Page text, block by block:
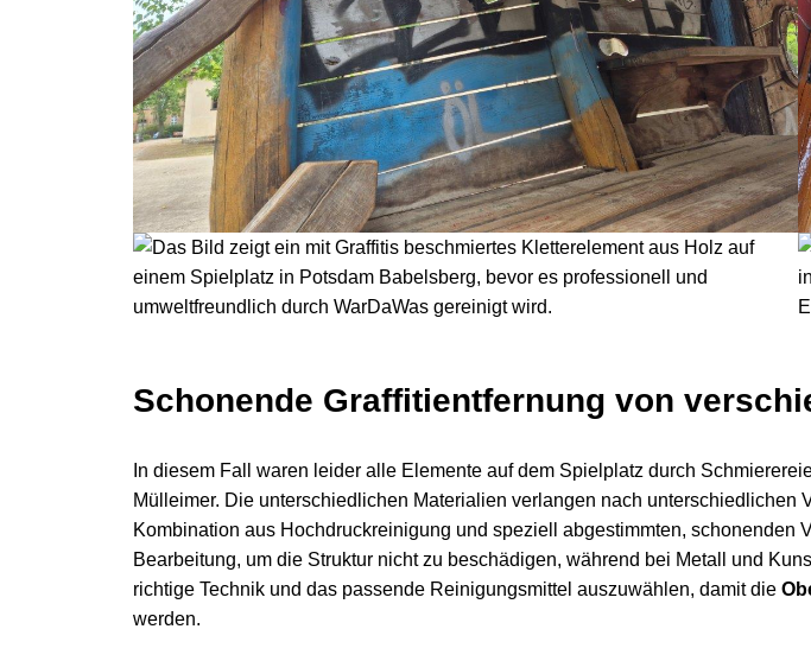
Schonende Graffitientfernung von
In diesem Fall waren leider alle Elemente auf dem Spielplatz durch
Mülleimer. Die unterschiedlichen Materialien verlangen nach unterschiedlichen
Kombination aus Hochdruckreinigung und speziell abgestimmten,
Bearbeitung, um die Struktur nicht zu beschädigen, während bei Metall und
richtige Technik und das passende Reinigungsmittel auszuwählen, damit die
werden.